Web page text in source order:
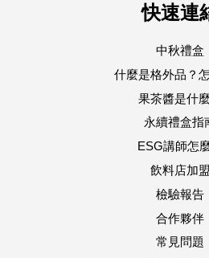
快速連
中秋禮盒
什麼是格外品？
果茶醬是什
永續禮盒指
ESG講師怎
飲料店加盟
檢驗報告
合作夥伴
常見問題